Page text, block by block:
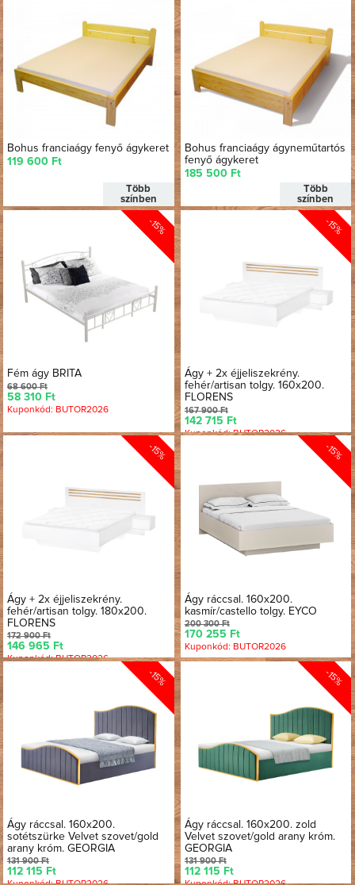
Bohus franciaágy fenyő ágykeret
119 600 Ft
Több
színben
Bohus franciaágy ágyneműtartós
fenyő ágykeret
185 500 Ft
Több
színben
-15%
Fém ágy BRITA
68 600 Ft
58 310 Ft
Kuponkód: BUTOR2026
-15%
Ágy + 2x éjjeliszekrény.
fehér/artisan tolgy. 160x200.
FLORENS
167 900 Ft
142 715 Ft
Kuponkód: BUTOR2026
-15%
Ágy + 2x éjjeliszekrény.
fehér/artisan tolgy. 180x200.
FLORENS
172 900 Ft
146 965 Ft
Kuponkód: BUTOR2026
-15%
Ágy ráccsal. 160x200.
kasmír/castello tolgy. EYCO
200 300 Ft
170 255 Ft
Kuponkód: BUTOR2026
-15%
Ágy ráccsal. 160x200.
sotétszürke Velvet szovet/gold
arany króm. GEORGIA
131 900 Ft
112 115 Ft
-15%
Ágy ráccsal. 160x200. zold
Velvet szovet/gold arany króm.
GEORGIA
131 900 Ft
112 115 Ft